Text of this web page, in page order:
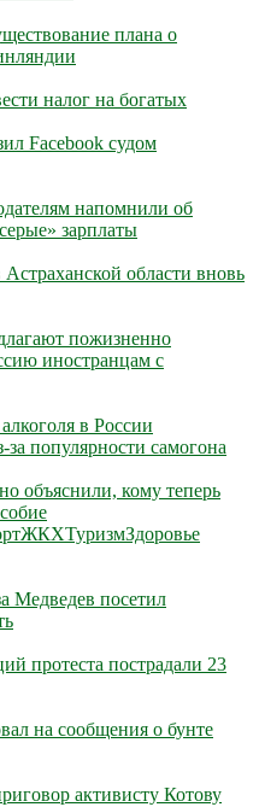
плана о
налог на богатых
Facebook судом
напомнили об
зарплаты
области вновь
пожизненно
иностранцам с
в России
за популярности самогона
объяснили, кому теперь
ЖКХТуризмЗдоровье
Медведев посетил
протеста пострадали 23
на сообщения о бунте
активисту Котову